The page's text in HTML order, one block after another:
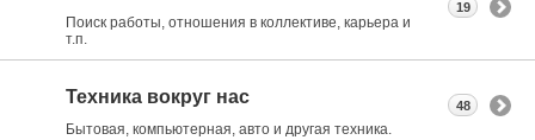
Поиск работы, отношения в коллективе, карьера и
т.п.
19
Техника вокруг нас
Бытовая, компьютерная, авто и другая техника.
48